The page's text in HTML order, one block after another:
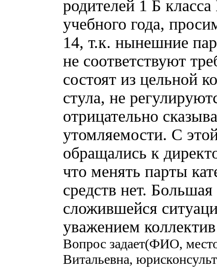
родителей 1 Б
учебного года,
14, т.к. нынешние
не соответствуют
состоят из цельной
стула, не
отрицательно
утомляемости. С
обращались к
что менять парты
средств нет.
сложившейся
уважением
Вопрос задает(ФИО,
Витальевна,